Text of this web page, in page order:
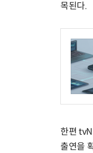
목된다.
한편
출연을